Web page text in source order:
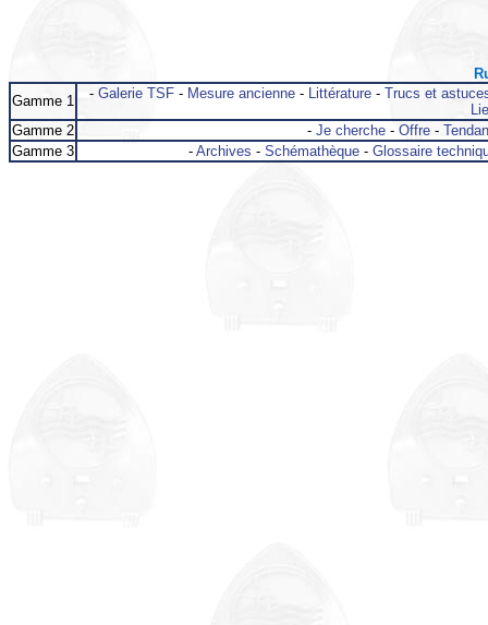
Gamme 1
- Galerie TSF- Mesure ancienne- Littérature- Trucs et
Gamme 2
- Je cherche- Offre-
Gamme 3
- Archives - Schémathèque- Glossaire